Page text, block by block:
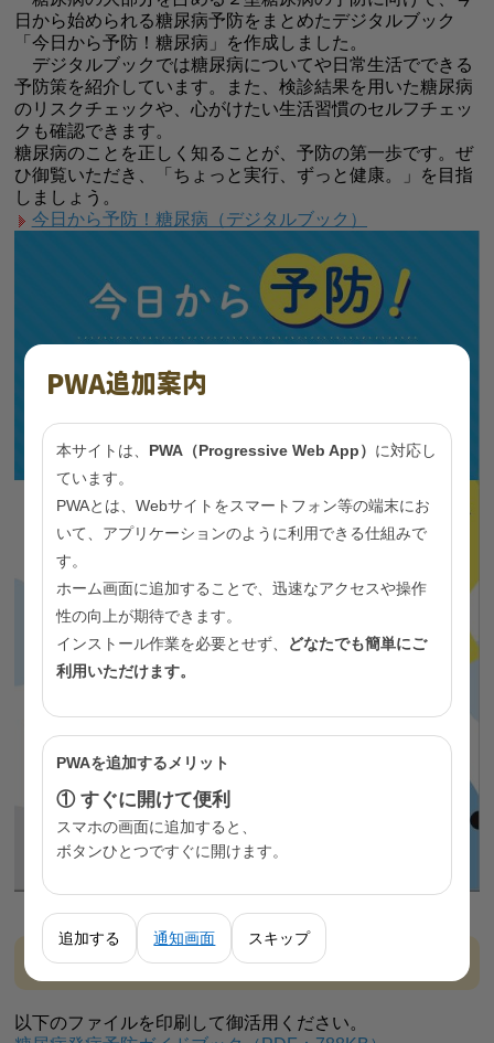
日から始められる糖尿病予防をまとめたデジタルブック
「今日から予防！糖尿病」を作成しました。
デジタルブックでは糖尿病についてや日常生活でできる
予防策を紹介しています。また、検診結果を用いた糖尿病
のリスクチェックや、心がけたい生活習慣のセルフチェッ
クも確認できます。
糖尿病のことを正しく知ることが、予防の第一歩です。ぜ
ひ御覧いただき、「ちょっと実行、ずっと健康。」を目指
しましょう。
今日から予防！糖尿病（デジタルブック）
利用方法
以下のファイルを印刷して御活用ください。
PWA追加案内
本サイトは、 PWA（Progressive Web App） に対応し
ています。
PWAとは、Webサイトをスマートフォン等の端末にお
いて、アプリケーションのように利用できる仕組みで
す。
ホーム画面に追加することで、迅速なアクセスや操作
性の向上が期待できます。
インストール作業を必要とせず、 どなたでも簡単にご
利用いただけます。
PWAを追加するメリット
① すぐに開けて便利
スマホの画面に追加すると、
ボタンひとつですぐに開けます。
追加する 通知画面 スキップ